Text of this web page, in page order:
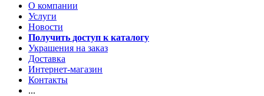
О компании
Услуги
Новости
Получить доступ к каталогу
Украшения на заказ
Доставка
Интернет-магазин
Контакты
...